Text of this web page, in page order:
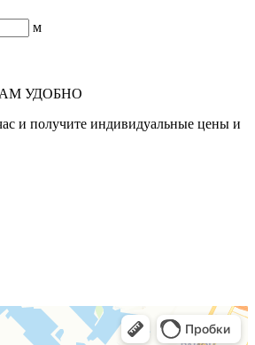
м
УДОБНО
и получите индивидуальные цены и